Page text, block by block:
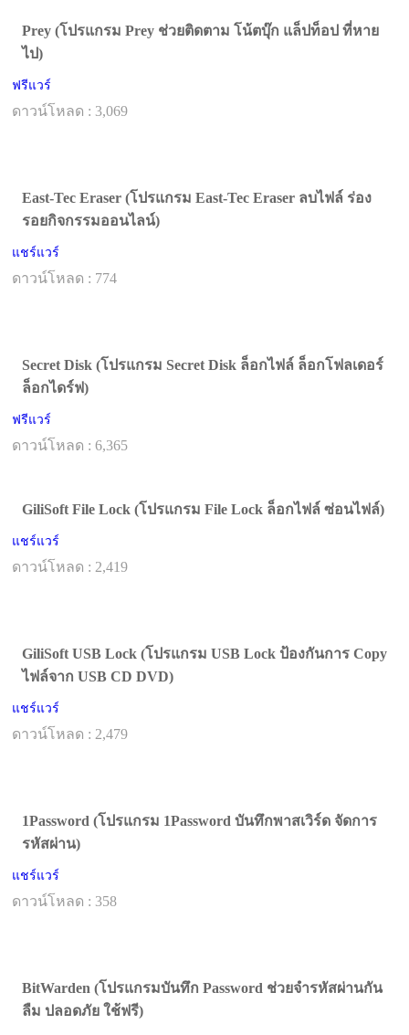
Prey (โปรแกรม Prey ช่วยติดตาม โน้ตบุ๊ก แล็ปท็อป ที่หาย
ไป)
ฟรีแวร์
ดาวน์โหลด : 3,069
East-Tec Eraser (โปรแกรม East-Tec Eraser ลบไฟล์ ร่อง
รอยกิจกรรมออนไลน์)
แชร์แวร์
ดาวน์โหลด : 774
Secret Disk (โปรแกรม Secret Disk ล็อกไฟล์ ล็อกโฟลเดอร์
ล็อกไดร์ฟ)
ฟรีแวร์
ดาวน์โหลด : 6,365
GiliSoft File Lock (โปรแกรม File Lock ล็อกไฟล์ ซ่อนไฟล์)
แชร์แวร์
ดาวน์โหลด : 2,419
GiliSoft USB Lock (โปรแกรม USB Lock ป้องกันการ Copy
ไฟล์จาก USB CD DVD)
แชร์แวร์
ดาวน์โหลด : 2,479
1Password (โปรแกรม 1Password บันทึกพาสเวิร์ด จัดการ
รหัสผ่าน)
แชร์แวร์
ดาวน์โหลด : 358
BitWarden (โปรแกรมบันทึก Password ช่วยจำรหัสผ่านกัน
ลืม ปลอดภัย ใช้ฟรี)